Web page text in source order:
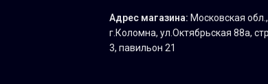
Адрес магазина: Московская обл.,
г.Коломна, ул.Октябрьская 88а,
3, павильон 21